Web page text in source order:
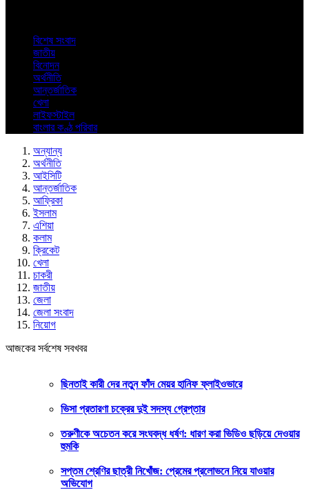
বিশেষ সংবাদ
জাতীয়
বিনোদন
অর্থনীতি
আন্তর্জাতিক
খেলা
লাইফস্টাইল
বাংলার কণ্ঠ পরিবার
অন্যান্য
অর্থনীতি
আইসিটি
আন্তর্জাতিক
আফ্রিকা
ইসলাম
এশিয়া
কলাম
ক্রিকেট
খেলা
চাকরী
জাতীয়
জেলা
জেলা সংবাদ
নিয়োগ
আজকের সর্বশেষ সবখবর
ছিনতাই কারী দের নতুন ফাঁদ মেয়র হানিফ ফ্লাইওভারে
ভিসা প্রতারণা চক্রের দুই সদস্য গ্রেপ্তার
তরুণীকে অচেতন করে সংঘবদ্ধ ধর্ষণ: ধারণ করা ভিডিও ছড়িয়ে দেওয়ার
হুমকি
সপ্তম শ্রেণির ছাত্রী নিখোঁজ: প্রেমের প্রলোভনে নিয়ে যাওয়ার
অভিযোগ